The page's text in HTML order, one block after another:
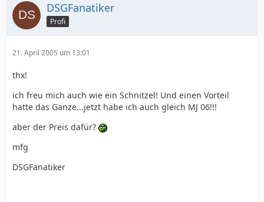
DSGFanatiker
Profi
21. April 2005 um 13:01
thx!
ich freu mich auch wie ein Schnitzel! Und einen Vorteil
hatte das Ganze...jetzt habe ich auch gleich MJ 06!!!
aber der Preis dafür?
mfg
DSGFanatiker